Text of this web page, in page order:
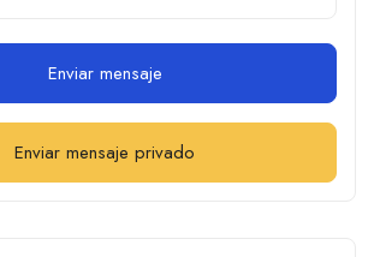
Enviar mensaje
Enviar mensaje privado